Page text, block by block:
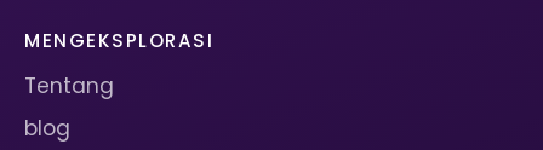
MENGEKSPLORASI
Tentang
blog